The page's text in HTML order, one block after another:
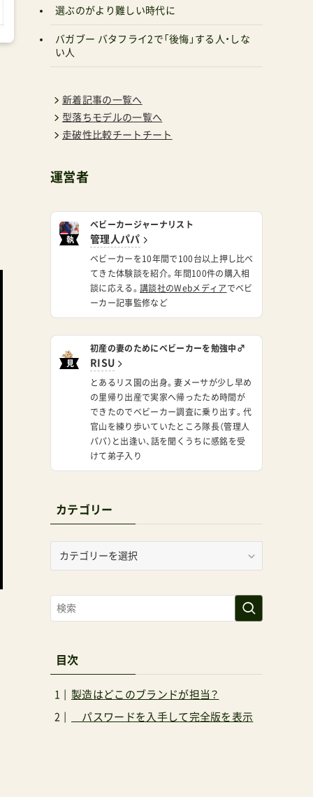
選ぶのがより難しい時代に
バガブー バタフライ2で「後悔」する人・しな
い人
新着記事の一覧へ
型落ちモデルの一覧へ
走破性比較チートチート
運営者
執
ベビーカージャーナリスト
管理人パパ
ベビーカーを10年間で100台以上押し比べ
てきた体験談を紹介。年間100件の購入相
談に応える。講談社のWebメディア でベビ
ーカー記事監修など
見
初産の妻のためにベビーカーを勉強中♂
RISU
とあるリス園の出身。妻メーサが少し早め
の里帰り出産で実家へ帰ったため時間が
できたのでベビーカー調査に乗り出す。代
官山を練り歩いていたところ隊長（管理人
パパ）と出逢い、話を聞くうちに感銘を受
けて弟子入り
カテゴリー
リ
ー
目次
製造はどこのブランドが担当？
パスワードを入手して完全版を表示